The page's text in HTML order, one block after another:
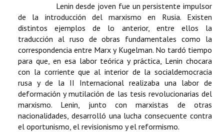
Lenin desde joven fue un persistente impulsor
de la introducción del marxismo en Rusia. Existen
distintos ejemplos de lo anterior, entre ellos la
traducción al ruso de obras fundamentales como la
correspondencia entre Marx y Kugelman. No tardó tiempo
para que, en esa labor teórica y práctica, Lenin chocara
con la corriente que al interior de la socialdemocracia
rusa y de la II Internacional realizaba una labor de
deformación y mutilación de las tesis revolucionarias del
marxismo. Lenin, junto con marxistas de otras
nacionalidades, desarrolló una lucha consecuente contra
el oportunismo, el revisionismo y el reformismo.